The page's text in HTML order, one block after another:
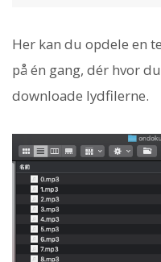
Her kan du opdele en
på én gang, dér hvor
downloade lydfilerne.